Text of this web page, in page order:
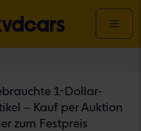
1-Dollar-
– Kauf per Auktion
zum Festpreis